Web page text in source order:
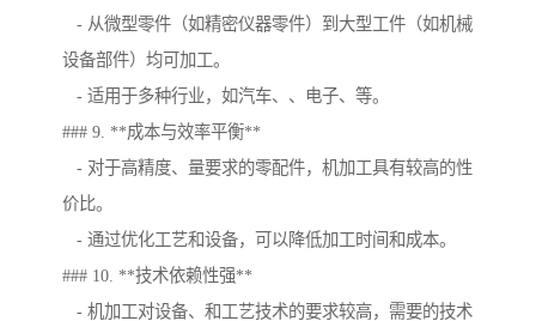
- 从微型零件（如精密仪器零件）到大型工件（如机械
设备部件）均可加工。
- 适用于多种行业，如汽车、、电子、等。
### 9. **成本与效率平衡**
- 对于高精度、量要求的零配件，机加工具有较高的性
价比。
- 通过优化工艺和设备，可以降低加工时间和成本。
### 10. **技术依赖性强**
- 机加工对设备、和工艺技术的要求较高，需要的技术